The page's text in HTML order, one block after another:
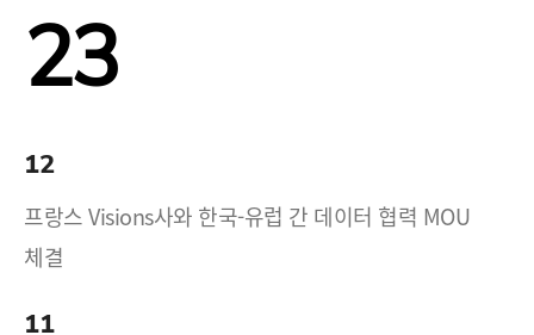
23
12
프랑스 Visions사와 한국-유럽 간 데이터 협력 MOU
체결
11